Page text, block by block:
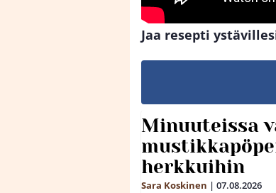
Jaa resepti
Minuuteissa
herkkuihin
Sara Koskinen | 07.08.2026